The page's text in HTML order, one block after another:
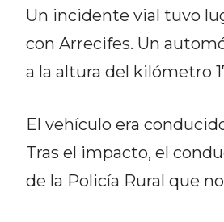
PLATAFORMAS DE VENTA POR
WHATSAPP
DE COMIDA POR WHATSAPP:
LA GUÍA DEFINITIVA PARA
RESTAURANTES Y DELIVERIES
Un incidente vial tuvo
con Arrecifes. Un
a la altura del kilómetro
El vehículo era
Tras el impacto, el
de la Policía Rural que